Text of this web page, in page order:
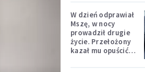
W dzień odprawiał
Mszę, w nocy
prowadził drugie
życie. Przełożony
kazał mu opuścić